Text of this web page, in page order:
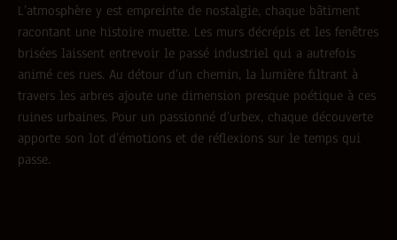
L’atmosphère y est empreinte de nostalgie, chaque bâtiment
racontant une histoire muette. Les murs décrépis et les fenêtres
brisées laissent entrevoir le passé industriel qui a autrefois
animé ces rues. Au détour d’un chemin, la lumière filtrant à
travers les arbres ajoute une dimension presque poétique à ces
ruines urbaines. Pour un passionné d’urbex, chaque découverte
apporte son lot d’émotions et de réflexions sur le temps qui
passe.